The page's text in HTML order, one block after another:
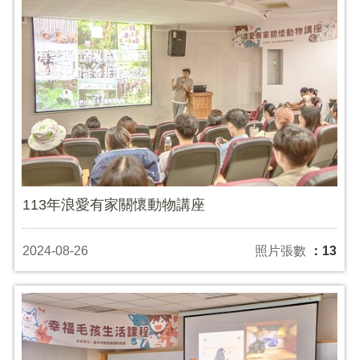
113年浪愛有家關懷動物講座
2024-08-26 照片張數 ：13